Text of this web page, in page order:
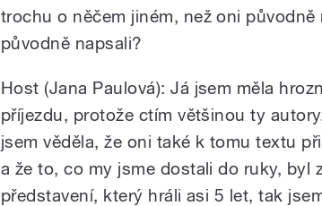
trochu o něčem jiném, než oni původně
původně napsali?
Host (Jana Paulová): Já jsem měla
příjezdu, protože ctím většinou ty
jsem věděla, že oni také k tomu textu
a že to, co my jsme dostali do ruky, byl
představení, který hráli asi 5 let, tak